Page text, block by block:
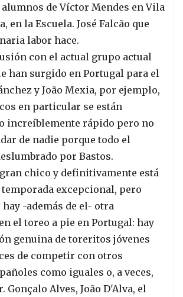
alumnos de Víctor Mendes en Vila
en la Escuela. José Falcão que
labor hace.
con el actual grupo actual
han surgido en Portugal para el
y João Mexia, por ejemplo,
en particular se están
increíblemente rápido pero no
de nadie porque todo el
por Bastos.
chico y definitivamente está
excepcional, pero
-además de el- otra
el toreo a pie en Portugal: hay
genuina de toreritos jóvenes
de competir con otros
como iguales o, a veces,
Gonçalo Alves, João D'Alva, el